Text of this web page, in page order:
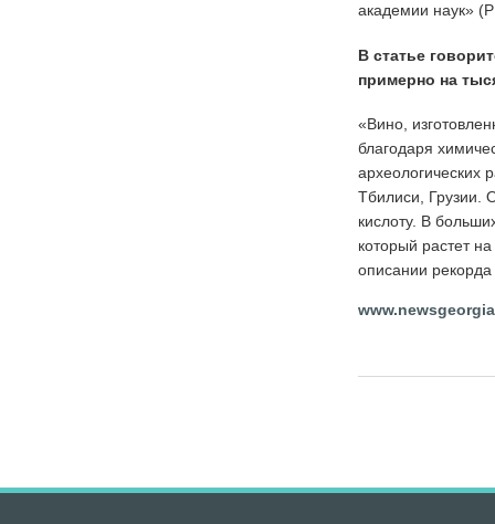
академии наук»
В статье
примерно на
«Вино,
благодаря
археологических
Тбилиси, Грузии.
кислоту. В
который растет
описании